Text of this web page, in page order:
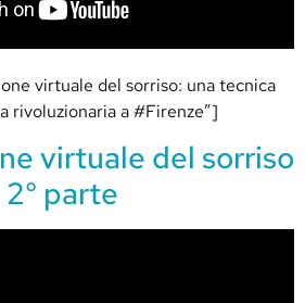
virtuale del sorriso: una tecnica
rivoluzionaria a #Firenze”]
virtuale del sorriso
2° parte